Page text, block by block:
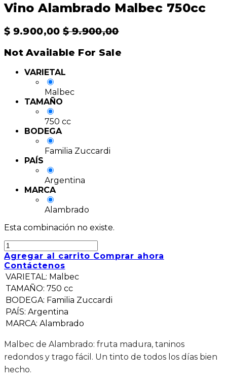
Vino Alambrado Malbec 750cc
$ 9.900,00 $9.900,00
Not Available For Sale
VARIETAL
Malbec
TAMAÑO
750 cc
BODEGA
Familia Zuccardi
PAÍS
Argentina
MARCA
Alambrado
Esta combinación no existe.
Agregar al carrito Comprar ahora
Contáctenos
VARIETAL: Malbec
TAMAÑO: 750 cc
BODEGA: Familia Zuccardi
PAÍS: Argentina
MARCA: Alambrado
Malbec de Alambrado: fruta madura, taninos
redondos y trago fácil. Un tinto de todos los días bien
hecho.